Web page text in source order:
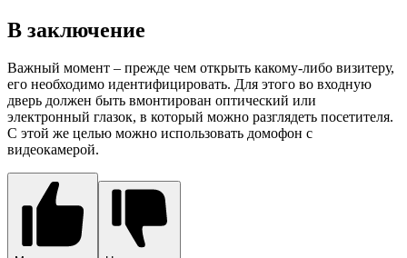
В заключение
Важный момент – прежде чем открыть какому-либо визитеру,
его необходимо идентифицировать. Для этого во входную
дверь должен быть вмонтирован оптический или
электронный глазок, в который можно разглядеть посетителя.
С этой же целью можно использовать домофон с
видеокамерой.